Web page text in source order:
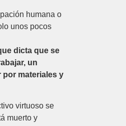
humana o
unos pocos
dicta que se
un
por materiales y
virtuoso se
muerto y